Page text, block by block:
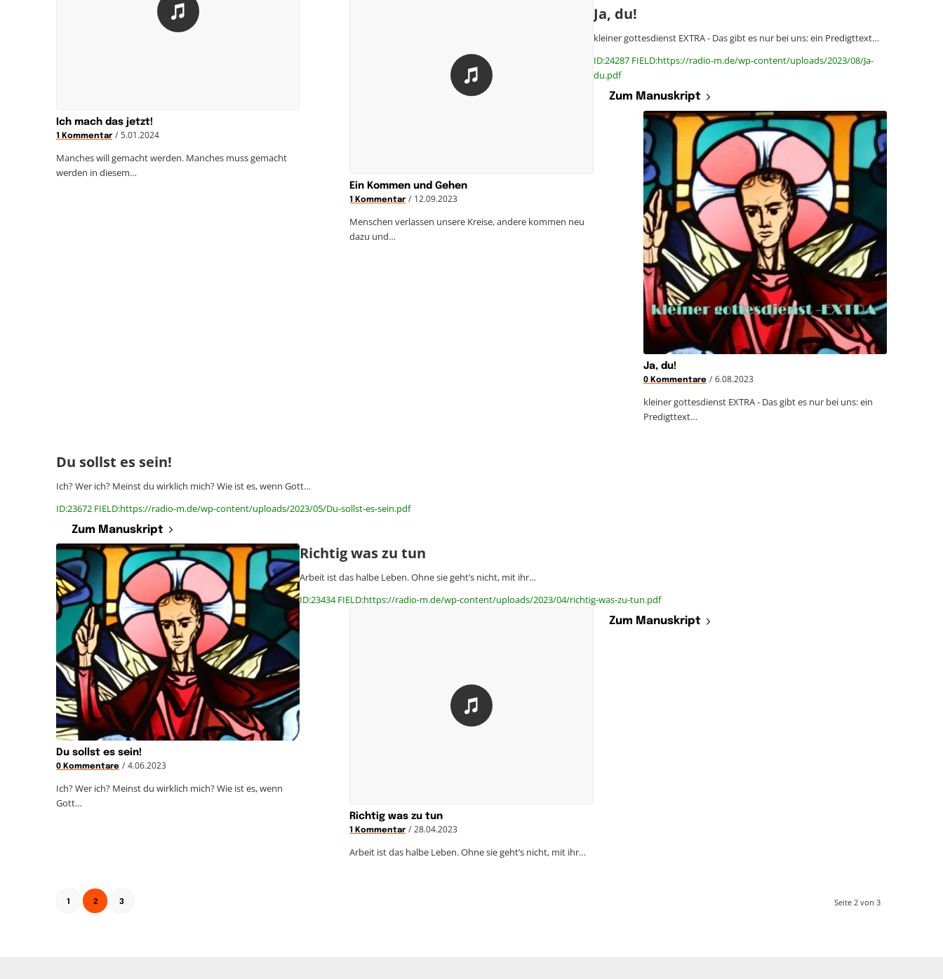
Ich mach das jetzt!
1 Kommentar / 5.01.2024
Manches will gemacht werden. Manches muss gemacht
werden in diesem…
Ein Kommen und Gehen
1 Kommentar / 12.09.2023
Menschen verlassen unsere Kreise, andere kommen neu
dazu und…
Ja, du!
kleiner gottesdienst EXTRA - Das gibt es nur bei uns: ein Predigttext…
ID:24287 FIELD:https://radio-m.de/wp-content/uploads/2023/08/Ja-
du.pdf
Zum Manuskript
Ja, du!
0 Kommentare / 6.08.2023
kleiner gottesdienst EXTRA - Das gibt es nur bei uns: ein
Predigttext…
Du sollst es sein!
Ich? Wer ich? Meinst du wirklich mich? Wie ist es, wenn Gott…
ID:23672 FIELD:https://radio-m.de/wp-content/uploads/2023/05/Du-sollst-es-sein.pdf
Zum Manuskript
Du sollst es sein!
0 Kommentare / 4.06.2023
Ich? Wer ich? Meinst du wirklich mich? Wie ist es, wenn
Gott…
Richtig was zu tun
Arbeit ist das halbe Leben. Ohne sie geht’s nicht, mit ihr…
ID:23434 FIELD:https://radio-m.de/wp-content/uploads/2023/04/richtig-was-zu-tun.pdf
Zum Manuskript
Richtig was zu tun
1 Kommentar / 28.04.2023
Arbeit ist das halbe Leben. Ohne sie geht’s nicht, mit ihr…
Seite 2 von 3
1 2 3